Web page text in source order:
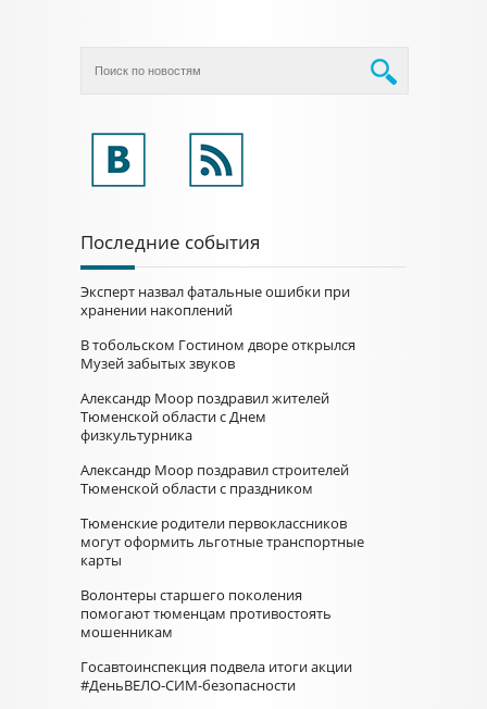
Последние события
Эксперт назвал фатальные ошибки при
хранении накоплений
В тобольском Гостином дворе открылся
Музей забытых звуков
Александр Моор поздравил жителей
Тюменской области с Днем
физкультурника
Александр Моор поздравил строителей
Тюменской области с праздником
Тюменские родители первоклассников
могут оформить льготные транспортные
карты
Волонтеры старшего поколения
помогают тюменцам противостоять
мошенникам
Госавтоинспекция подвела итоги акции
#ДеньВЕЛО-СИМ-безопасности